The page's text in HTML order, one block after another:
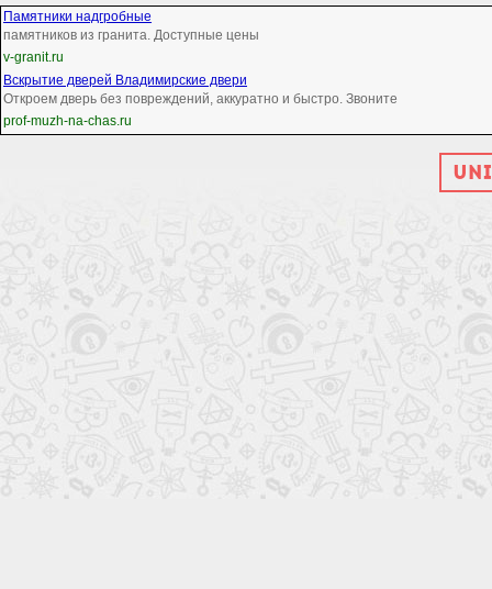
Памятники надгробные
памятников из гранита. Доступные цены
v-granit.ru
Вскрытие дверей Владимирские двери
Откроем дверь без повреждений, аккуратно и быстро. Звоните
prof-muzh-na-chas.ru